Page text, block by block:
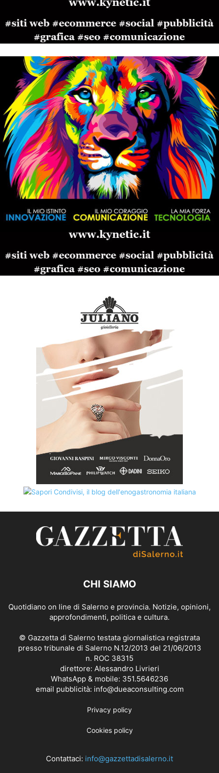
CHI SIAMO
Quotidiano on line di Salerno e provincia. Notizie, opinioni,
approfondimenti, politica e cultura.
© Gazzetta di Salerno testata giornalistica registrata
presso tribunale di Salerno N.12/2013 del 21/06/2013
n. ROC 38315
direttore: Alessandro Livrieri
WhatsApp & mobile: 351.5646236
email pubblicità: info@dueaconsulting.com
Privacy policy
Cookies policy
Contattaci: info@gazzettadisalerno.it